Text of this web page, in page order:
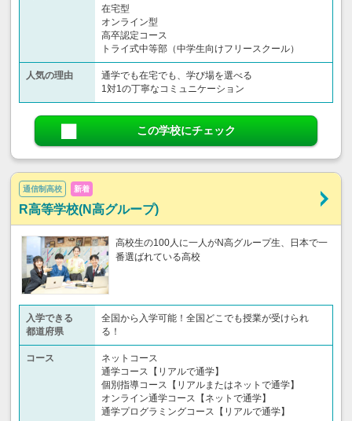
在宅型
オンライン型
高卒認定コース
トライ式中等部（中学生向けフリースクール）​
人気の理由
通学でも在宅でも、学び場を選べる
1対1の丁寧なコミュニケーション
この学校にチェック
通信制高校 新着
R高等学校(N高グループ)
高校生の100人に一人がN高グループ生、日本で一
番選ばれている高校
入学できる
都道府県
全国から入学可能！全国どこでも授業が受けられ
る！
コース
ネットコース
通学コース【リアルで通学】
個別指導コース【リアルまたはネットで通学】
オンライン通学コース【ネットで通学】
通学プログラミングコース【リアルで通学】